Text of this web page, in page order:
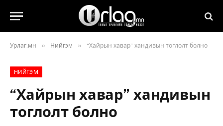
Урлаг.мн » Нийгэм » “Хайрын хавар” хандивын тоглолт болно
НИЙГЭМ
“Хайрын хавар” хандивын
тоглолт болно